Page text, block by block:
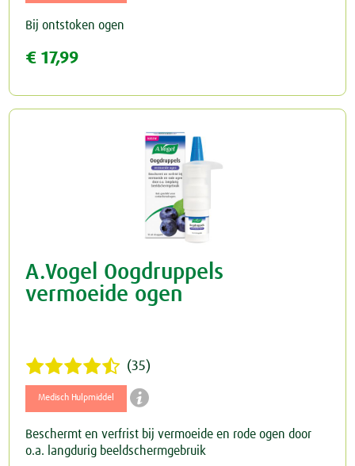
Bij ontstoken ogen
€ 17,99
A.Vogel Oogdruppels
vermoeide ogen
(35)
Medisch Hulpmiddel 
Beschermt en verfrist bij vermoeide en rode ogen door
o.a. langdurig beeldschermgebruik